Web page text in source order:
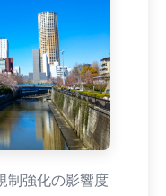
制強化の影響度